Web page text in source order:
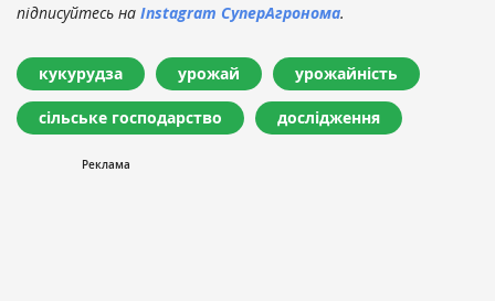
підписуйтесь на Instagram СуперАгронома.
кукурудза урожай урожайність
сільське господарство дослідження